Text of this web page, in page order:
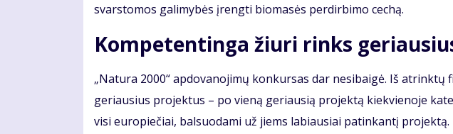
svarstomos galimybės įrengti biomasės perdirbimo cechą.
Kompetentinga žiuri rinks
„Natura 2000“ apdovanojimų konkursas dar nesibaigė. Iš atrinktų
geriausius projektus – po vieną geriausią projektą kiekvienoje
visi europiečiai, balsuodami už jiems labiausiai patinkantį projektą.